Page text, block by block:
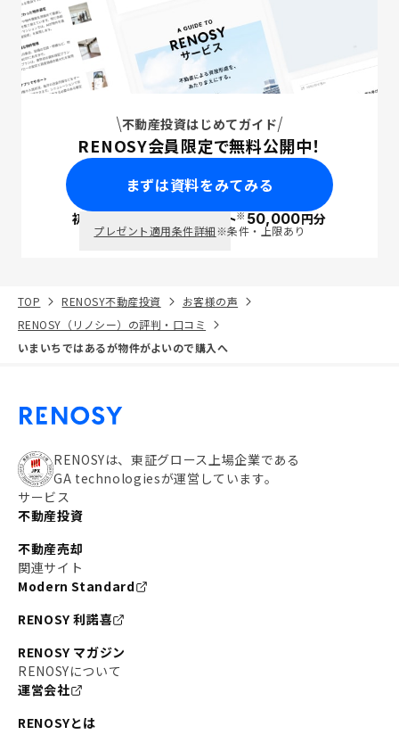
不動産投資はじめてガイド
RENOSY会員限定で無料公開中！
まずは資料をみてみる
初回面談で ポイント※50,000円分
プレゼント適用条件詳細※条件・上限あり
TOP RENOSY不動産投資
お客様の声
RENOSY（リノシー）の評判・口コミ
いまいちではあるが物件がよいので購入へ
RENOSYは、東証グロース上場企業である
GA technologiesが運営しています。
サービス
不動産投資
不動産売却
関連サイト
Modern Standard
RENOSY 利諾喜
RENOSY マガジン
RENOSYについて
運営会社
RENOSYとは